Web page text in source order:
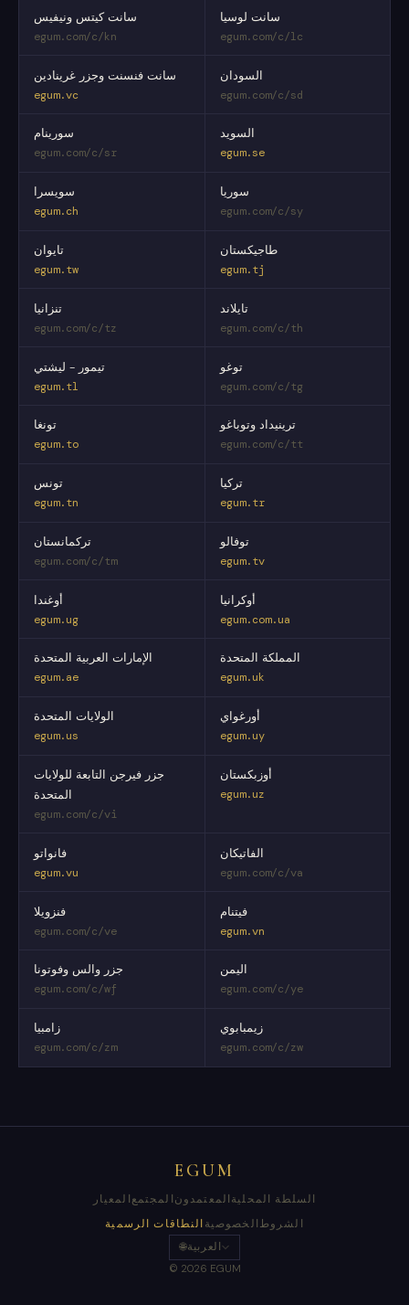
سانت كيتس ونيفيس
egum.com/c/kn
سانت لوسيا
egum.com/c/lc
سانت فنسنت وجزر غرينادين
egum.vc
السودان
egum.com/c/sd
سورينام
egum.com/c/sr
السويد
egum.se
سويسرا
egum.ch
سوريا
egum.com/c/sy
تايوان
egum.tw
طاجيكستان
egum.tj
تنزانيا
egum.com/c/tz
تايلاند
egum.com/c/th
تيمور - ليشتي
egum.tl
توغو
egum.com/c/tg
تونغا
egum.to
ترينيداد وتوباغو
egum.com/c/tt
تونس
egum.tn
تركيا
egum.tr
تركمانستان
egum.com/c/tm
توفالو
egum.tv
أوغندا
egum.ug
أوكرانيا
egum.com.ua
الإمارات العربية المتحدة
egum.ae
المملكة المتحدة
egum.uk
الولايات المتحدة
egum.us
أورغواي
egum.uy
جزر فيرجن التابعة للولايات
المتحدة
egum.com/c/vi
أوزبكستان
egum.uz
فانواتو
egum.vu
الفاتيكان
egum.com/c/va
فنزويلا
egum.com/c/ve
فيتنام
egum.vn
جزر والس وفوتونا
egum.com/c/wf
اليمن
egum.com/c/ye
زامبيا
egum.com/c/zm
زيمبابوي
egum.com/c/zw
EGUM
المعيار المجتمع المعتمدون السلطة المحلية
النطاقات الرسمية الخصوصية الشروط
🌐العربية
© 2026 EGUM